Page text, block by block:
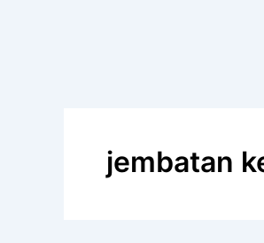
jembatan